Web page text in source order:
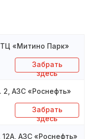
ТЦ «Митино Парк»
Забрать
здесь
2, АЗС «Роснефть»
Забрать
здесь
АЗС «Роснефть»